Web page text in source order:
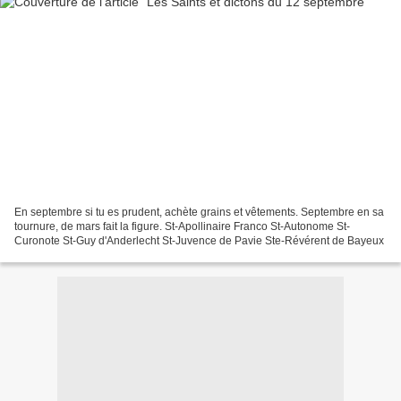
En septembre si tu es prudent, achète grains et vêtements. Septembre en sa
tournure, de mars fait la figure. St-Apollinaire Franco St-Autonome St-
Curonote St-Guy d'Anderlecht St-Juvence de Pavie Ste-Révérent de Bayeux